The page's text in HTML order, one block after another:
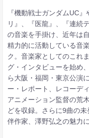
『機動戦士ガンダムUC
リ』、『医龍』、『連続
の音楽を手掛け、近年は
精力的に活動している音
ク。音楽家としてのこれ
グ・インタビューを始め
ら大阪・福岡・東京公演
ー・レポート、レコーデ
アニメーション監督の荒
どを収録。さらに9曲の
伴作家、澤野弘之の魅力